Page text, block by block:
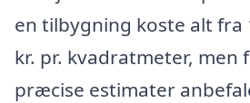
en tilbygning koste alt fra
kr. pr. kvadratmeter, men
præcise estimater